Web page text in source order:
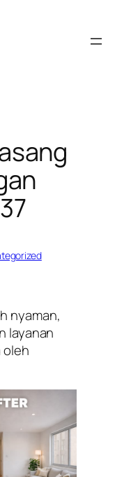
nyaman,
layanan
oleh